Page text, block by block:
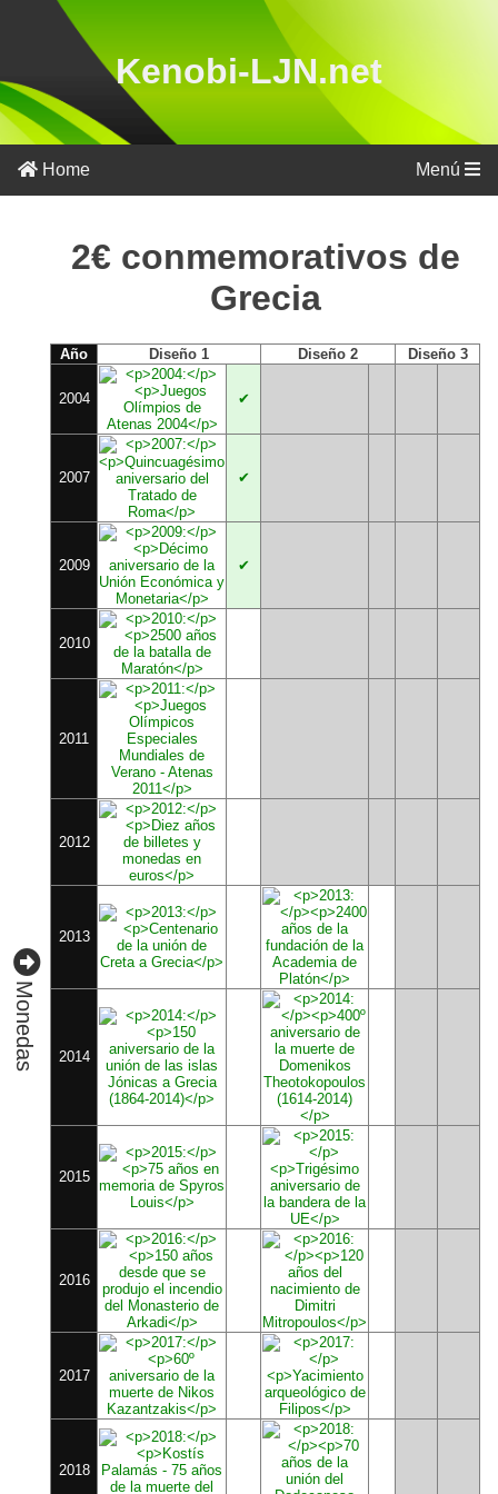
Kenobi-LJN.net
Home Menú
Por
país
Por
Monedas
2€ conmemorativos de
Grecia
Año Diseño 1 Diseño 2 Diseño 3
2004 ✔
2007 ✔
2009 ✔
2010
2011
2012
2013
2014
2015
2016
2017
2018